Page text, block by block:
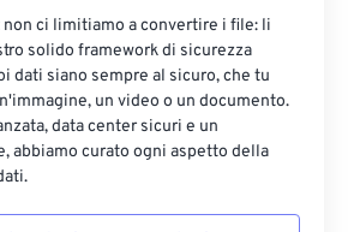
non ci limitiamo a convertire i file: li
solido framework di sicurezza
dati siano sempre al sicuro, che tu
un video o un documento.
data center sicuri e un
abbiamo curato ogni aspetto della